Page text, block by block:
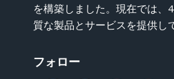
を構築しました。現在では、
質な製品とサービスを提供し
フォロー